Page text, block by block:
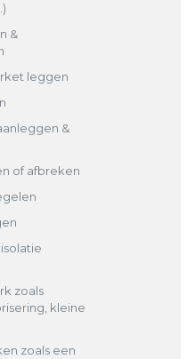
&
leggen
&
of afbreken
zoals
kleine
zoals een